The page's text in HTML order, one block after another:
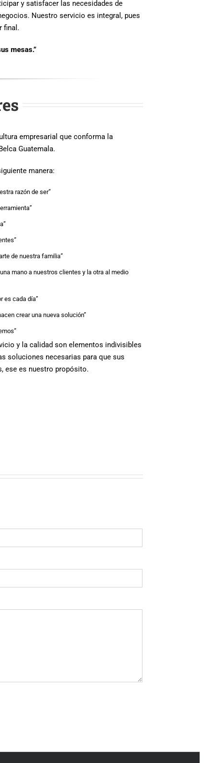
y satisfacer las necesidades de
Nuestro servicio es integral, pues
final.
mesas.”
empresarial que conforma la
Guatemala.
manera:
razón de ser”
de nuestra familia”
mano a nuestros clientes y la otra al medio
es cada día”
crear una nueva solución”
y la calidad son elementos indivisibles
soluciones necesarias para que sus
ese es nuestro propósito.